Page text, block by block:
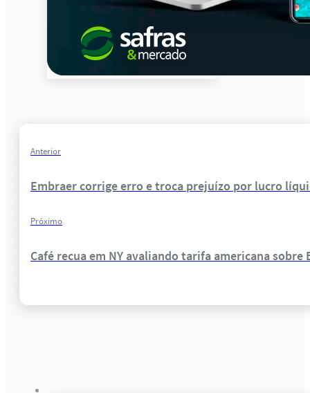
Anterior
Embraer corrige erro e troca prejuízo por lucro
Próximo
Café recua em NY avaliando tarifa americana